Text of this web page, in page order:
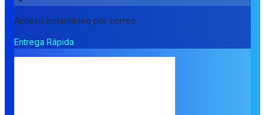
Acceso instantáneo por correo
Entrega Rápida